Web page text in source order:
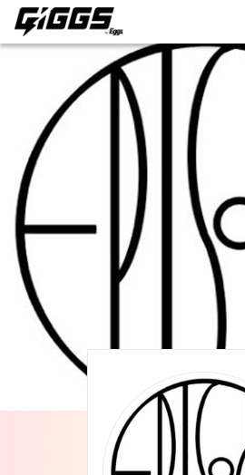
ライブ体験をもっと楽しく
こちら